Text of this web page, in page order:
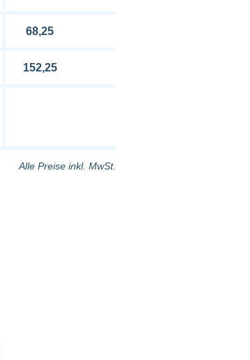
68,25
152,25
Alle Preise inkl. MwSt.